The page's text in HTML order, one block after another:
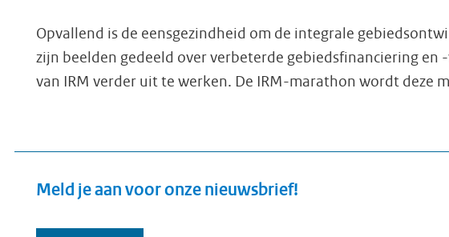
Opvallend is de eensgezindheid om de integrale
zijn beelden gedeeld over verbeterde gebiedsfinanciering
van IRM verder uit te werken. De IRM-marathon wordt deze
Meld je aan voor onze nieuwsbrief!